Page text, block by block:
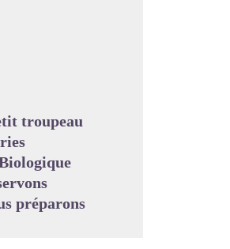
troupeau
préparons